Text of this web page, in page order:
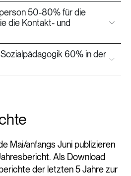
50-80% für die
die Kontakt- und
60% in der
Mai/anfangs Juni publizieren
Als Download
der letzten 5 Jahre zur